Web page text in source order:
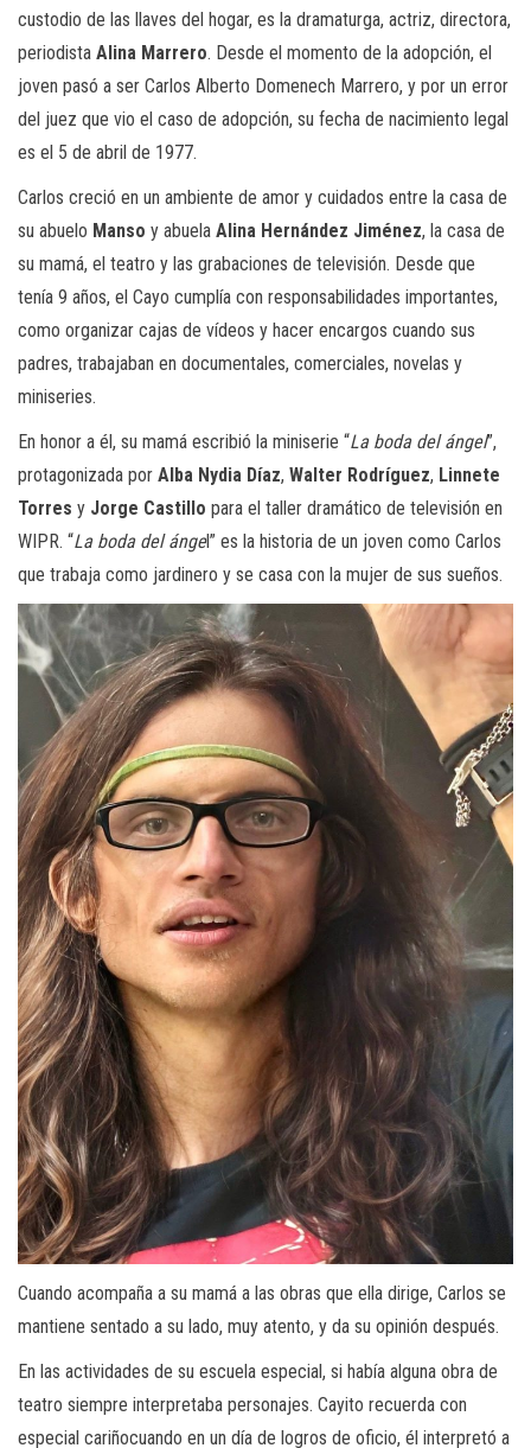
custodio de las llaves del hogar, es la dramaturga, actriz, directora,
periodista Alina Marrero. Desde el momento de la adopción, el
joven pasó a ser Carlos Alberto Domenech Marrero, y por un error
del juez que vio el caso de adopción, su fecha de nacimiento legal
es el 5 de abril de 1977.
Carlos creció en un ambiente de amor y cuidados entre la casa de
su abuelo Manso y abuela Alina Hernández Jiménez, la casa de
su mamá, el teatro y las grabaciones de televisión. Desde que
tenía 9 años, el Cayo cumplía con responsabilidades importantes,
como organizar cajas de vídeos y hacer encargos cuando sus
padres, trabajaban en documentales, comerciales, novelas y
miniseries.
En honor a él, su mamá escribió la miniserie “La boda del ángel”,
protagonizada por Alba Nydia Díaz, Walter Rodríguez, Linnete
Torres y Jorge Castillo para el taller dramático de televisión en
WIPR. “La boda del ángel” es la historia de un joven como Carlos
que trabaja como jardinero y se casa con la mujer de sus sueños.
Cuando acompaña a su mamá a las obras que ella dirige, Carlos se
mantiene sentado a su lado, muy atento, y da su opinión después.
En las actividades de su escuela especial, si había alguna obra de
teatro siempre interpretaba personajes. Cayito recuerda con
especial cariñocuando en un día de logros de oficio, él interpretó a